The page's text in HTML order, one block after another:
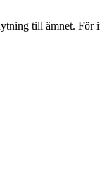
till ämnet.